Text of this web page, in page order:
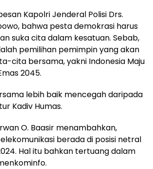
Kapolri Jenderal Polisi Drs.
bahwa pesta demokrasi harus
suka cita dalam kesatuan. Sebab,
pemilihan pemimpin yang akan
cita bersama, yakni Indonesia Maju
2045.
lebih baik mencegah daripada
Kadiv Humas.
O. Baasir menambahkan,
berada di posisi netral
Hal itu bahkan tertuang dalam